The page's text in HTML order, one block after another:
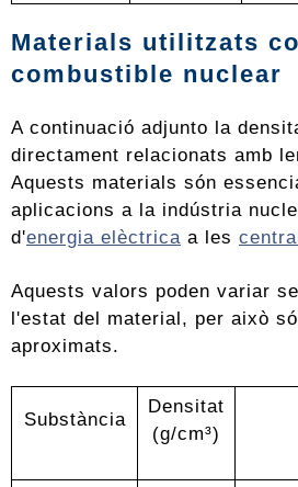
Materials utilitzats
combustible nuclear
A continuació adjunto la
directament relacionats amb
Aquests materials són
aplicacions a la indústria
d'energia elèctrica a les
Aquests valors poden variar
l'estat del material, per això
aproximats.
Substància
Densitat
(g/cm³)